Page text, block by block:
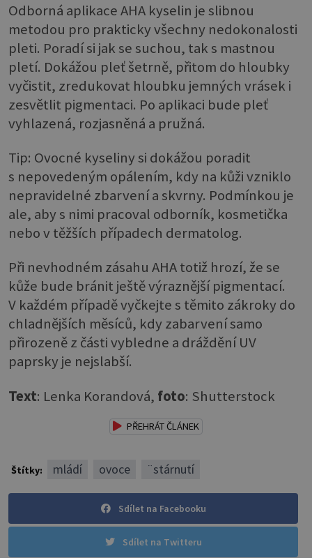
Odborná aplikace AHA kyselin je slibnou
metodou pro prakticky všechny nedokonalosti
pleti. Poradí si jak se suchou, tak s mastnou
pletí. Dokážou pleť šetrně, přitom do hloubky
vyčistit, zredukovat hloubku jemných vrásek i
zesvětlit pigmentaci. Po aplikaci bude pleť
vyhlazená, rozjasněná a pružná.
Tip: Ovocné kyseliny si dokážou poradit
s nepovedeným opálením, kdy na kůži vzniklo
nepravidelné zbarvení a skvrny. Podmínkou je
ale, aby s nimi pracoval odborník, kosmetička
nebo v těžších případech dermatolog.
Při nevhodném zásahu AHA totiž hrozí, že se
kůže bude bránit ještě výraznější pigmentací.
V každém případě vyčkejte s těmito zákroky do
chladnějších měsíců, kdy zabarvení samo
přirozeně z části vybledne a dráždění UV
paprsky je nejslabší.
Text: Lenka Korandová, foto: Shutterstock
PŘEHRÁT ČLÁNEK
Štítky: mládí ovoce ¨stárnutí
Sdílet na Facebooku
Sdílet na Twitteru